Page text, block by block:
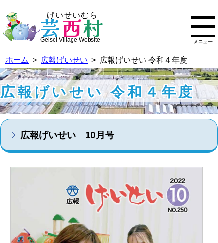
げいせいむら
芸西村
Geisei Village Website メニュー
ホーム > 広報げいせい > 広報げいせい 令和４年度
広報げいせい 令和４年度
広報げいせい 10月号